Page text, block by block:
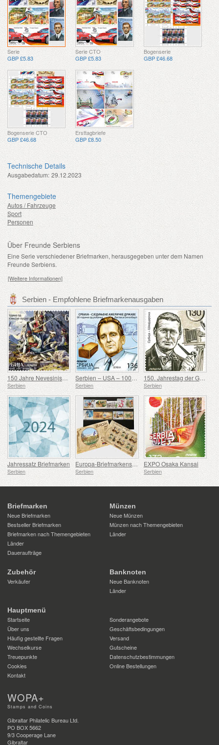
Serie
GBP £5.83
Serie CTO
GBP £5.83
Bogenserie
GBP £46.68
Bogenserie CTO
GBP £46.68
Ersttagbriefe
GBP £8.50
Technische Details
Ausgabedatum: 29.12.2023
Themengebiete
Autos / Fahrzeuge
Sport
Personen
Über Freunde Serbiens
Eine Serie verschiedener Briefmarken, herausgegeben unter dem Namen
Freunde Serbiens.
[Weitere Informationen]
Serbien - Empfohlene Briefmarkenausgaben
150 Jahre Nevesinjska puška
Serbien
Serbien – USA – 100. Geburtstag von Douglas Engelbart
Serbien
150. Jahrestag der Geburt von Rodolphe Archibald Reiss
Serbien
Jahressatz Briefmarken
Serbien
Europa-Briefmarkensatz 2007-2016
Serbien
EXPO Osaka Kansai
Serbien
Briefmarken
Neue Briefmarken
Bestseller Briefmarken
Briefmarken nach Themengebieten
Länder
Daueraufträge
Münzen
Neue Münzen
Münzen nach Themengebieten
Länder
Zubehör
Verkäufer
Banknoten
Neue Banknoten
Länder
Hauptmenü
Startseite
Sonderangebote
Über uns
Geschäftsbedingungen
Häufig gestellte Fragen
Versand
Wechselkurse
Gutscheine
Treuepunkte
Datenschutzbestimmungen
Cookies
Online Bestellungen
Kontakt
WOPA+
Stamps and Coins
Gibraltar Philatelic Bureau Ltd.
PO BOX 5662
9/3 Cooperage Lane
Gibraltar